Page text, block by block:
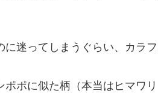
迷ってしまうぐらい、カラ
ポに似た柄（本当はヒマワ